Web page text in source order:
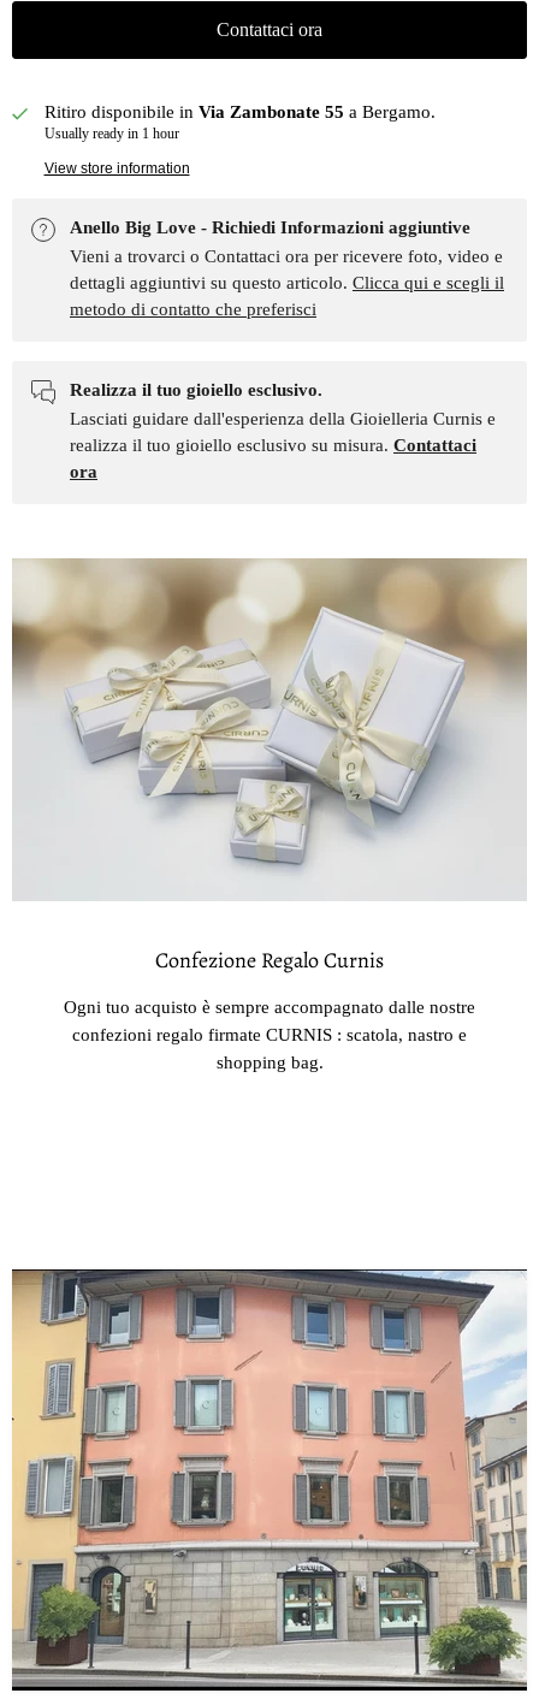
Contattaci ora
Ritiro disponibile in Via Zambonate 55 a Bergamo.
Usually ready in 1 hour
View store information
Anello Big Love - Richiedi Informazioni aggiuntive
Vieni a trovarci o Contattaci ora per ricevere foto, video e
dettagli aggiuntivi su questo articolo. Clicca qui e scegli il
metodo di contatto che preferisci
Realizza il tuo gioiello esclusivo.
Lasciati guidare dall'esperienza della Gioielleria Curnis e
realizza il tuo gioiello esclusivo su misura. Contattaci
ora
Confezione Regalo Curnis
Ogni tuo acquisto è sempre accompagnato dalle nostre
confezioni regalo firmate CURNIS : scatola, nastro e
shopping bag.